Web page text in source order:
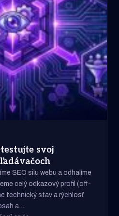
svoj
SEO silu webu a odhalíme
celý odkazový profil (off-
technický stav a rýchlosť
a…